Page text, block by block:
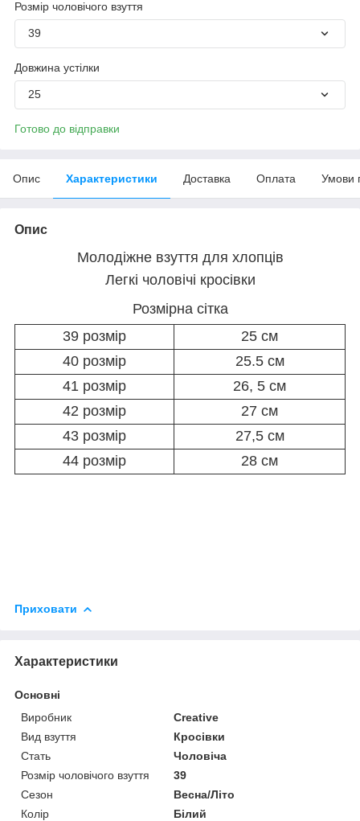
Розмір чоловічого взуття
39
Довжина устілки
25
Готово до відправки
Опис Характеристики Доставка Оплата Умови
Опис
Молодіжне взуття для хлопців
Легкі чоловічі кросівки
Розмірна сітка
39 розмір
25 см
40 розмір
25.5 см
41 розмір
26, 5 см
42 розмір
27 см
43 розмір
27,5 см
44 розмір
28 см
Приховати
Характеристики
Основні
Виробник
Creative
Вид взуття
Кросівки
Стать
Чоловіча
Розмір чоловічого взуття
39
Сезон
Весна/Літо
Колір
Білий